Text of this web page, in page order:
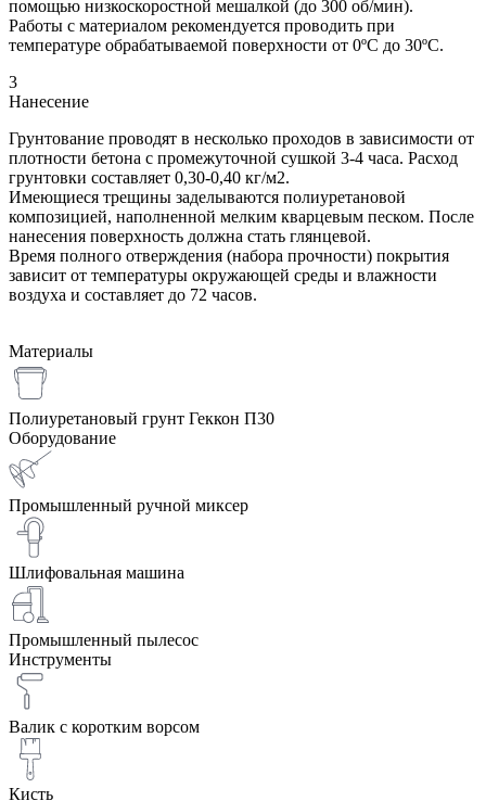
помощью низкоскоростной мешалкой (до 300 об/мин).
Работы с материалом рекомендуется проводить при
температуре обрабатываемой поверхности от 0ºC до 30ºC.
3
Нанесение
Грунтование проводят в несколько проходов в зависимости от
плотности бетона с промежуточной сушкой 3-4 часа. Расход
грунтовки составляет 0,30-0,40 кг/м2.
Имеющиеся трещины заделываются полиуретановой
композицией, наполненной мелким кварцевым песком. После
нанесения поверхность должна стать глянцевой.
Время полного отверждения (набора прочности) покрытия
зависит от температуры окружающей среды и влажности
воздуха и составляет до 72 часов.
Материалы
Полиуретановый грунт Геккон П30
Оборудование
Промышленный ручной миксер
Шлифовальная машина
Промышленный пылесос
Инструменты
Валик с коротким ворсом
Кисть